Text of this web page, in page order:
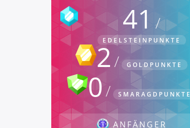
41
EDELSTEINPUNKTE
2 GOLDPUNKTE
0 SMARAGDPUNKTE
ANFÄNGER